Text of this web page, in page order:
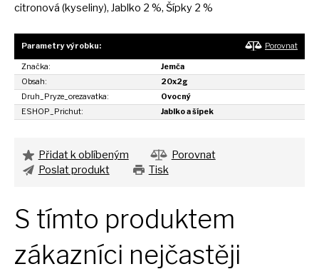
citronová (kyseliny), Jablko 2 %, Šípky 2 %
Parametry výrobku: Porovnat
Značka:
Jemča
Obsah:
20x2g
Druh_Pryze_orezavatka:
Ovocný
ESHOP_Prichut:
Jablko a šípek
Přidat k oblíbeným
Porovnat
Poslat produkt
Tisk
S tímto produktem
zákazníci nejčastěji